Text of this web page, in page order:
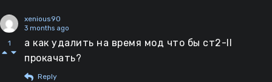
1
xenious90
3 months ago
а как удалить на время мод что бы ст2-II
прокачать?
Reply